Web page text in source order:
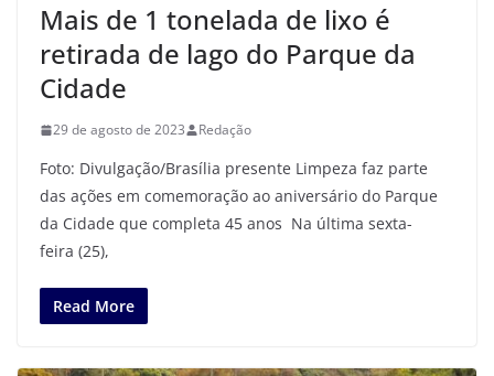
Mais de 1 tonelada de lixo é
retirada de lago do Parque da
Cidade
29 de agosto de 2023 Redação
Foto: Divulgação/Brasília presente Limpeza faz parte
das ações em comemoração ao aniversário do Parque
da Cidade que completa 45 anos Na última sexta-
feira (25),
Read More